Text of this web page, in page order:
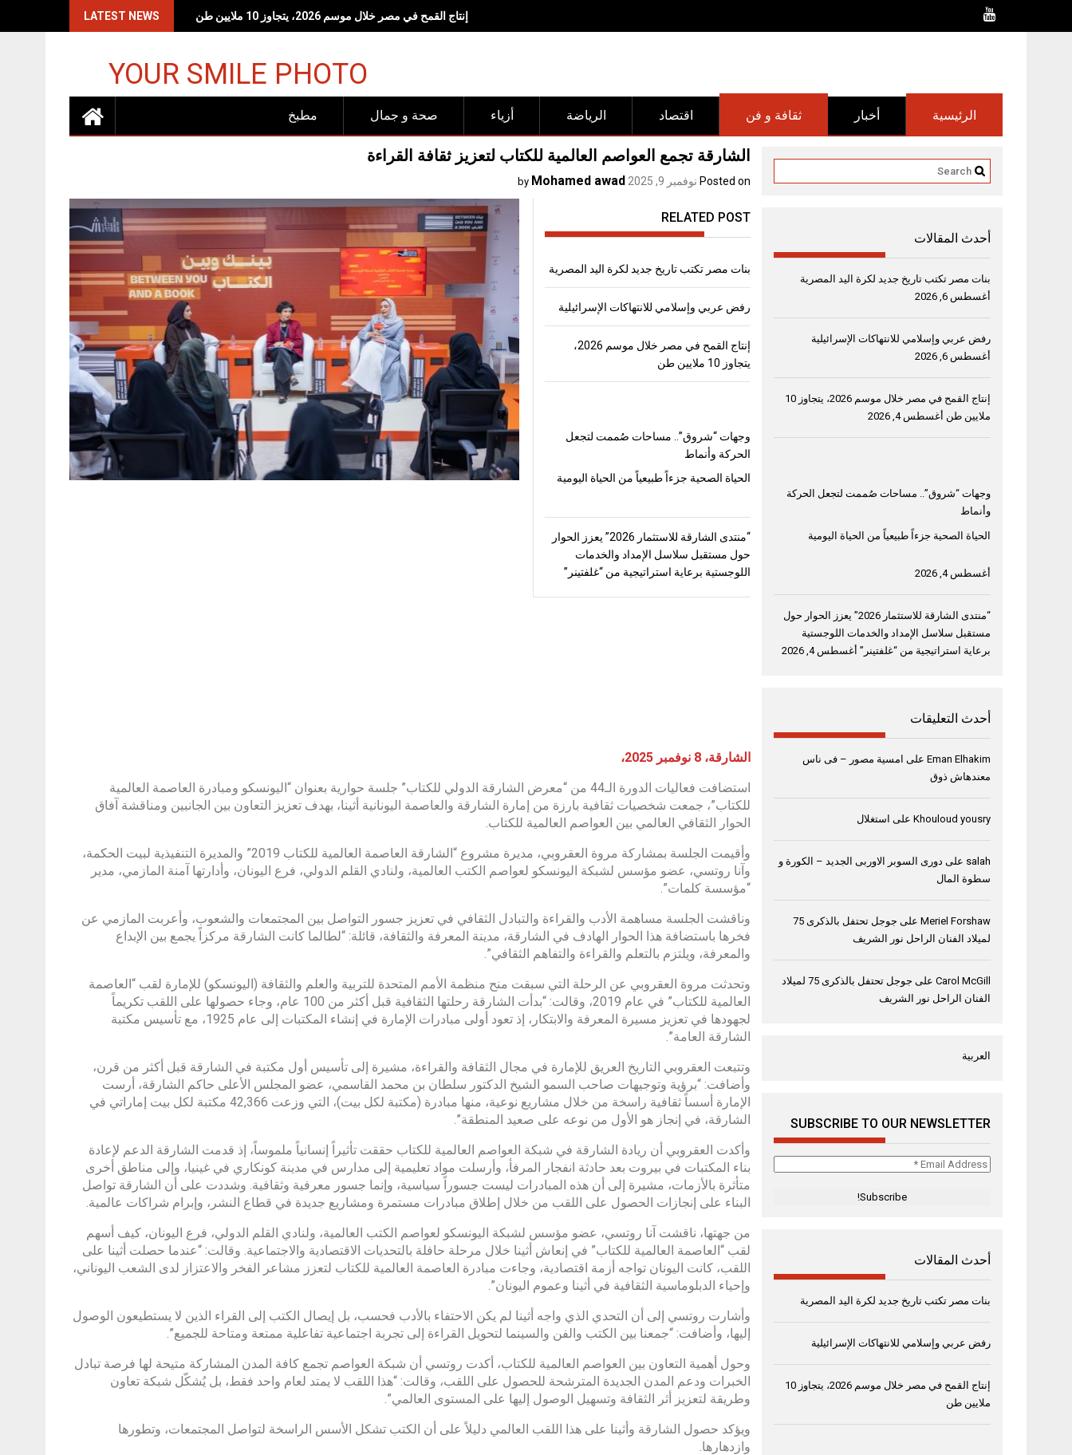
LATEST NEWS إنتاج القمح في مصر خلال موسم 2026، يتجاوز 10 ملايين طن
YOUR SMILE PHOTO
مطبخ صحة و جمال أزياء الرياضة اقتصاد ثقافة و فن أخبار الرئيسية
الشارقة تجمع العواصم العالمية للكتاب لتعزيز ثقافة القراءة
Posted on نوفمبر 9, 2025 by
Mohamed awad
RELATED POST
بنات مصر تكتب تاريخ جديد لكرة اليد المصرية
رفض عربي وإسلامي للانتهاكات الإسرائيلية
إنتاج القمح في مصر خلال موسم 2026،
يتجاوز 10 ملايين طن
وجهات “شروق”.. مساحات صُممت لتجعل
الحركة وأنماط
الحياة الصحية جزءاً طبيعياً من الحياة اليومية
“منتدى الشارقة للاستثمار 2026” يعزز الحوار
حول مستقبل سلاسل الإمداد والخدمات
اللوجستية برعاية استراتيجية من “غلفتينر”
الشارقة، 8 نوفمبر 2025،
استضافت فعاليات الدورة الـ44 من “معرض الشارقة الدولي للكتاب” جلسة حوارية بعنوان “اليونسكو ومبادرة العاصمة العالمية
للكتاب”، جمعت شخصيات ثقافية بارزة من إمارة الشارقة والعاصمة اليونانية أثينا، بهدف تعزيز التعاون بين الجانبين ومناقشة آفاق
الحوار الثقافي العالمي بين العواصم العالمية للكتاب.
وأقيمت الجلسة بمشاركة مروة العقروبي، مديرة مشروع “الشارقة العاصمة العالمية للكتاب 2019” والمديرة التنفيذية لبيت الحكمة،
وآنا روتسي، عضو مؤسس لشبكة اليونسكو لعواصم الكتب العالمية، ولنادي القلم الدولي، فرع اليونان، وأدارتها آمنة المازمي، مدير
“مؤسسة كلمات”.
وناقشت الجلسة مساهمة الأدب والقراءة والتبادل الثقافي في تعزيز جسور التواصل بين المجتمعات والشعوب، وأعربت المازمي عن
فخرها باستضافة هذا الحوار الهادف في الشارقة، مدينة المعرفة والثقافة، قائلة: “لطالما كانت الشارقة مركزاً يجمع بين الإبداع
والمعرفة، ويلتزم بالتعلم والقراءة والتفاهم الثقافي”.
وتحدثت مروة العقروبي عن الرحلة التي سبقت منح منظمة الأمم المتحدة للتربية والعلم والثقافة (اليونسكو) للإمارة لقب “العاصمة
العالمية للكتاب” في عام 2019، وقالت: “بدأت الشارقة رحلتها الثقافية قبل أكثر من 100 عام، وجاء حصولها على اللقب تكريماً
لجهودها في تعزيز مسيرة المعرفة والابتكار، إذ تعود أولى مبادرات الإمارة في إنشاء المكتبات إلى عام 1925، مع تأسيس مكتبة
الشارقة العامة”.
وتتبعت العقروبي التاريخ العريق للإمارة في مجال الثقافة والقراءة، مشيرة إلى تأسيس أول مكتبة في الشارقة قبل أكثر من قرن،
وأضافت: “برؤية وتوجيهات صاحب السمو الشيخ الدكتور سلطان بن محمد القاسمي، عضو المجلس الأعلى حاكم الشارقة، أرست
الإمارة أسساً ثقافية راسخة من خلال مشاريع نوعية، منها مبادرة (مكتبة لكل بيت)، التي وزعت 42,366 مكتبة لكل بيت إماراتي في
الشارقة، في إنجاز هو الأول من نوعه على صعيد المنطقة”.
وأكدت العقروبي أن ريادة الشارقة في شبكة العواصم العالمية للكتاب حققت تأثيراً إنسانياً ملموساً، إذ قدمت الشارقة الدعم لإعادة
بناء المكتبات في بيروت بعد حادثة انفجار المرفأ، وأرسلت مواد تعليمية إلى مدارس في مدينة كونكاري في غينيا، وإلى مناطق أخرى
متأثرة بالأزمات، مشيرة إلى أن هذه المبادرات ليست جسوراً سياسية، وإنما جسور معرفية وثقافية. وشددت على أن الشارقة تواصل
البناء على إنجازات الحصول على اللقب من خلال إطلاق مبادرات مستمرة ومشاريع جديدة في قطاع النشر، وإبرام شراكات عالمية.
من جهتها، ناقشت آنا روتسي، عضو مؤسس لشبكة اليونسكو لعواصم الكتب العالمية، ولنادي القلم الدولي، فرع اليونان، كيف أسهم
لقب “العاصمة العالمية للكتاب” في إنعاش أثينا خلال مرحلة حافلة بالتحديات الاقتصادية والاجتماعية. وقالت: “عندما حصلت أثينا على
اللقب، كانت اليونان تواجه أزمة اقتصادية، وجاءت مبادرة العاصمة العالمية للكتاب لتعزز مشاعر الفخر والاعتزاز لدى الشعب اليوناني،
وإحياء الدبلوماسية الثقافية في أثينا وعموم اليونان”.
وأشارت روتسي إلى أن التحدي الذي واجه أثينا لم يكن الاحتفاء بالأدب فحسب، بل إيصال الكتب إلى القراء الذين لا يستطيعون الوصول
إليها، وأضافت: “جمعنا بين الكتب والفن والسينما لتحويل القراءة إلى تجربة اجتماعية تفاعلية ممتعة ومتاحة للجميع”.
وحول أهمية التعاون بين العواصم العالمية للكتاب، أكدت روتسي أن شبكة العواصم تجمع كافة المدن المشاركة متيحة لها فرصة تبادل
الخبرات ودعم المدن الجديدة المترشحة للحصول على اللقب، وقالت: “هذا اللقب لا يمتد لعام واحد فقط، بل يُشكّل شبكة تعاون
وطريقة لتعزيز أثر الثقافة وتسهيل الوصول إليها على المستوى العالمي”.
ويؤكد حصول الشارقة وأثينا على هذا اللقب العالمي دليلاً على أن الكتب تشكل الأسس الراسخة لتواصل المجتمعات، وتطورها
وازدهارها.
أحدث المقالات
بنات مصر تكتب تاريخ جديد لكرة اليد المصرية
أغسطس 6, 2026
رفض عربي وإسلامي للانتهاكات الإسرائيلية
أغسطس 6, 2026
إنتاج القمح في مصر خلال موسم 2026، يتجاوز 10
ملايين طن أغسطس 4, 2026
وجهات “شروق”.. مساحات صُممت لتجعل الحركة
وأنماط
الحياة الصحية جزءاً طبيعياً من الحياة اليومية
أغسطس 4, 2026
“منتدى الشارقة للاستثمار 2026” يعزز الحوار حول
مستقبل سلاسل الإمداد والخدمات اللوجستية
برعاية استراتيجية من “غلفتينر” أغسطس 4, 2026
أحدث التعليقات
Eman Elhakim على امسية مصور – فى ناس
معندهاش ذوق
Khouloud yousry على استغلال
salah على دورى السوبر الاوربى الجديد – الكورة و
سطوة المال
Meriel Forshaw على
جوجل تحتفل بالذكرى 75
لميلاد الفنان الراحل نور الشريف
Carol McGill على
جوجل تحتفل بالذكرى 75 لميلاد
الفنان الراحل نور الشريف
العربية
SUBSCRIBE TO OUR NEWSLETTER
Email
أحدث المقالات
بنات مصر تكتب تاريخ جديد لكرة اليد المصرية
رفض عربي وإسلامي للانتهاكات الإسرائيلية
إنتاج القمح في مصر خلال موسم 2026، يتجاوز 10
ملايين طن